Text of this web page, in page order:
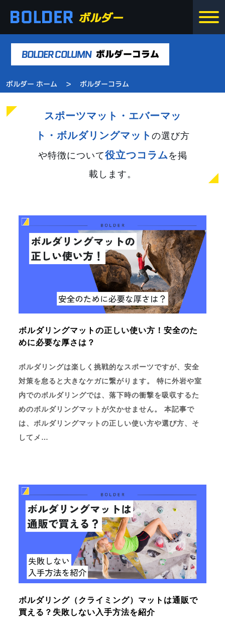
BOLDER COLUMN ボルダーコラム
ボルダー ホーム > ボルダーコラム
スポーツマット・エバーマッ
ト・ボルダリングマット の選び方
や特徴について役立つコラム を掲
載します。
ボルダリングマットの正しい使い方！安全のた
めに必要な厚さは？
ボルダリングは楽しく挑戦的なスポーツですが、安全
対策を怠ると大きなケガに繋がります。 特に外岩や室
内でのボルダリングでは、落下時の衝撃を吸収するた
めのボルダリングマットが欠かせません。 本記事で
は、ボルダリングマットの正しい使い方や選び方、そ
してメ…
ボルダリング（クライミング）マットは通販で
買える？失敗しない入手方法を紹介